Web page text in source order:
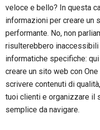
veloce e bello? In questa
informazioni per creare un
performante. No, non
risulterebbero inaccessibili
informatiche specifiche:
creare un sito web con
scrivere contenuti di
tuoi clienti e organizzare il
semplice da navigare.